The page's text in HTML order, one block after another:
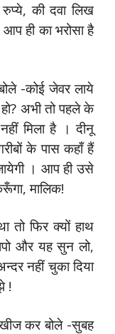
की दवा लिख
ही का भरोसा है
-कोई जेवर लाये
अभी तो पहले के
मिला है । दीनू
के पास कहाँ हैं
। आप ही उसे
मालिक!
तो फिर क्यों हाथ
और यह सुन लो,
नहीं चुका दिया
!
कर बोले -सुबह